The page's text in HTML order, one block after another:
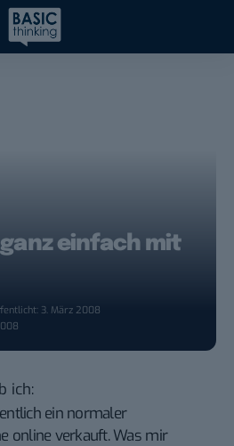
einfach mit
3. März 2008
ich:
ein normaler
online verkauft. Was mir